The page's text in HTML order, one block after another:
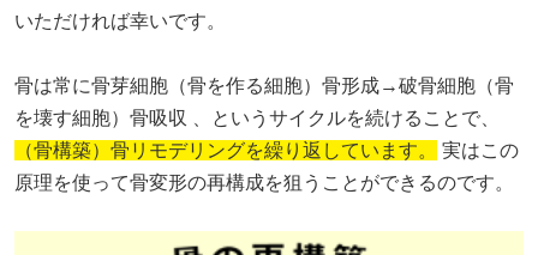
いただければ幸いです。
骨は常に骨芽細胞（骨を作る細胞）骨形成→破骨細胞（骨
を壊す細胞）骨吸収 、というサイクルを続けることで、
（骨構築）骨リモデリングを繰り返しています。
実はこの
原理を使って骨変形の再構成を狙うことができるのです。